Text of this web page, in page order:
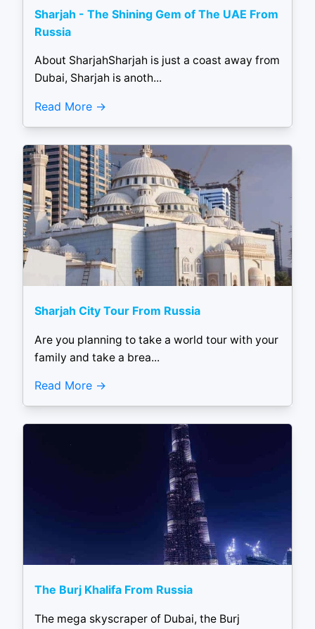
Sharjah - The Shining Gem of The UAE From
Russia
About SharjahSharjah is just a coast away from
Dubai, Sharjah is anoth...
Read More
Sharjah City Tour From Russia
Are you planning to take a world tour with your
family and take a brea...
Read More
The Burj Khalifa From Russia
The mega skyscraper of Dubai, the Burj